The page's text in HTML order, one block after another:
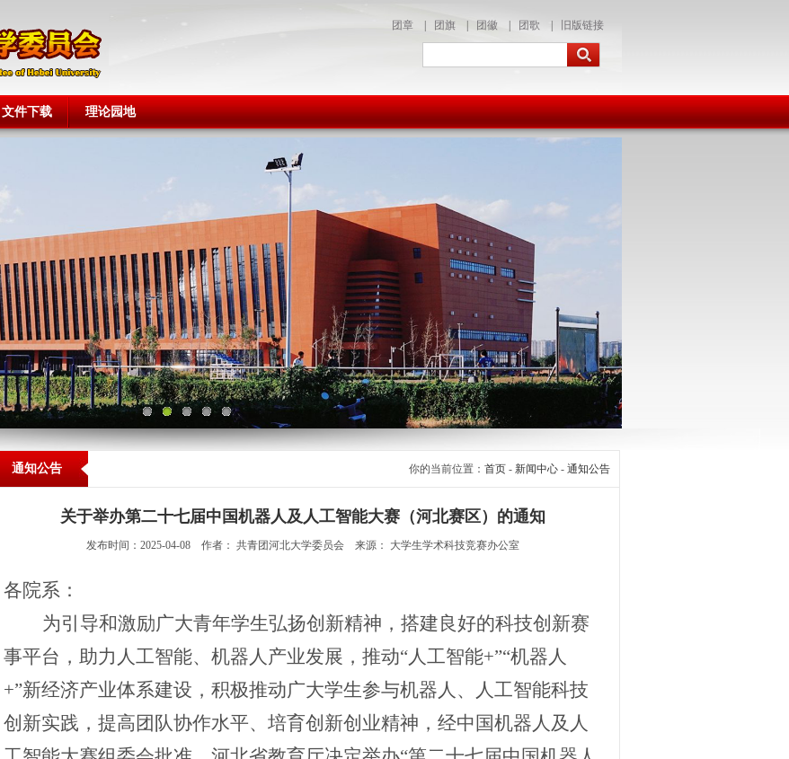
团章 团旗 团徽 团歌 旧版链接
文件下载 理论园地
通知公告 你的当前位置： 首页 - 新闻中心 - 通知公告
关于举办第二十七届中国机器人及人工智能大赛（河北赛区）的通知
发布时间：2025-04-08 作者： 共青团河北大学委员会 来源： 大学生学术科技竞赛办公室
各院系 ：
为引导和激励广大青年学生弘扬创新精神，搭建良好的科技创新赛
事平台，助力人工智能、机器人产业发展，推动“人工智能+”“机器人
+”新经济产业体系建设，积极推动广大学生参与机器人、人工智能科技
创新实践，提高团队协作水平、培育创新创业精神，经中国机器人及人